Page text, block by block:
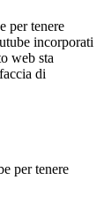
per tenere
incorporati
web sta
di
per tenere